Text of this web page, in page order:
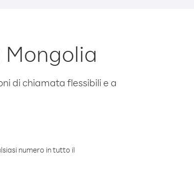
di chiamata flessibili e a
numero in tutto il